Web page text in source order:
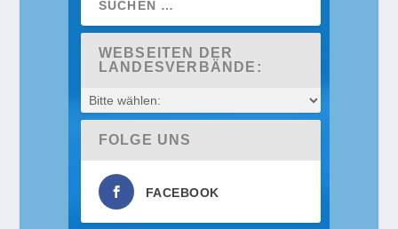
WEBSEITEN DER
LANDESVERBÄNDE:
FOLGE UNS
FACEBOOK